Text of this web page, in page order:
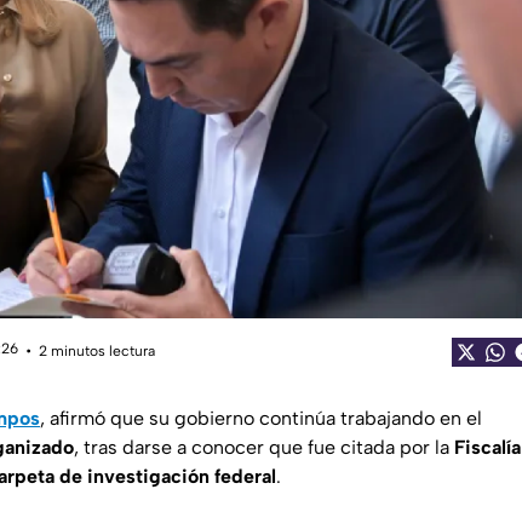
2 minutos lectura
, afirmó que su gobierno continúa trabajando en el
, tras darse a conocer que fue citada por la Fiscalía
de investigación federal.